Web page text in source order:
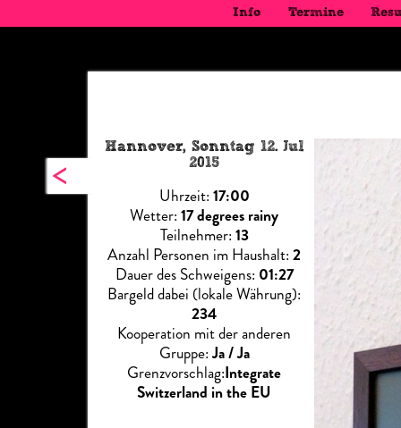
Info Termine
<
Hannover, Sonntag 12. Jul
2015
Uhrzeit: 17:00
Wetter: 17 degrees rainy
Teilnehmer: 13
Anzahl Personen im Haushalt: 2
Dauer des Schweigens: 01:27
Bargeld dabei (lokale Währung):
234
Kooperation mit der anderen
Gruppe:Ja / Ja
Grenzvorschlag:Integrate
Switzerland in the EU